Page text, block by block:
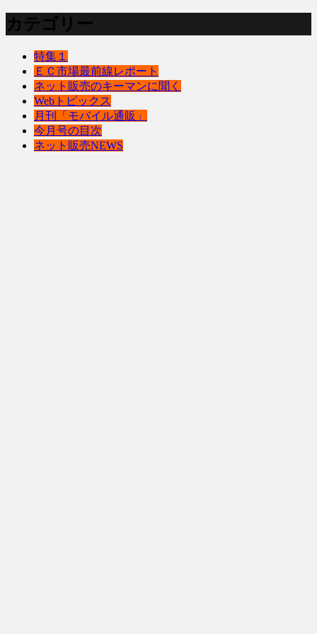
カテゴリー
特集１
ＥＣ市場最前線レポート
ネット販売のキーマンに聞く
Webトピックス
月刊「モバイル通販」
今月号の目次
ネット販売NEWS